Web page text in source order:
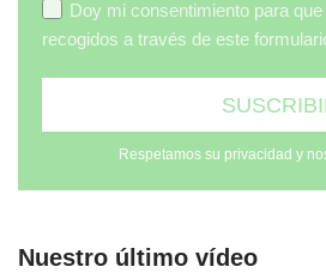
Doy mi consentimiento para
recogidos a través de este
Respetamos su privacidad y
Nuestro último vídeo